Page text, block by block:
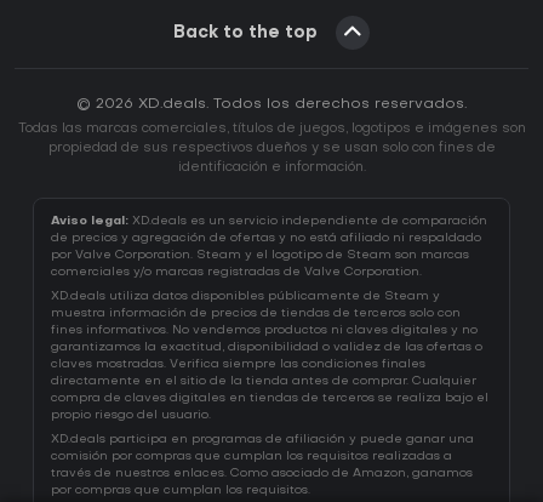
Back to the top
© 2026 XD.deals. Todos los derechos reservados.
Todas las marcas comerciales, títulos de juegos, logotipos e imágenes son
propiedad de sus respectivos dueños y se usan solo con fines de
identificación e información.
Aviso legal: XD.deals es un servicio independiente de comparación
de precios y agregación de ofertas y no está afiliado ni respaldado
por Valve Corporation. Steam y el logotipo de Steam son marcas
comerciales y/o marcas registradas de Valve Corporation.
XD.deals utiliza datos disponibles públicamente de Steam y
muestra información de precios de tiendas de terceros solo con
fines informativos. No vendemos productos ni claves digitales y no
garantizamos la exactitud, disponibilidad o validez de las ofertas o
claves mostradas. Verifica siempre las condiciones finales
directamente en el sitio de la tienda antes de comprar. Cualquier
compra de claves digitales en tiendas de terceros se realiza bajo el
propio riesgo del usuario.
XD.deals participa en programas de afiliación y puede ganar una
comisión por compras que cumplan los requisitos realizadas a
través de nuestros enlaces. Como asociado de Amazon, ganamos
por compras que cumplan los requisitos.